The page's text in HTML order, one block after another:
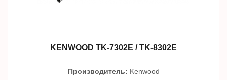
KENWOOD TK-7302E / TK-8302E
Производитель: Kenwood